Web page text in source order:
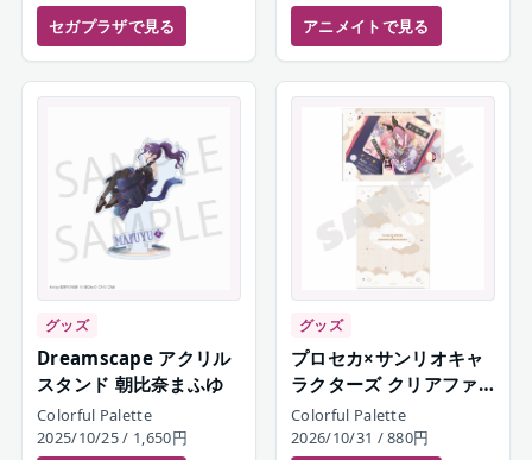
セガプラザで見る
アニメイトで見る
グッズ
Dreamscape アクリル
スタンド 朝比奈まふゆ
Colorful Palette
2025/10/25/ 1,650円
グッズ
プロセカ×サンリオキャ
ラクターズ クリアファ
イルセット 25時、ナイ
トコードで。
Colorful Palette
2026/10/31 / 880円